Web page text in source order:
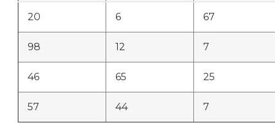
20 6 67
98 12 7
46 65 25
57 44 7